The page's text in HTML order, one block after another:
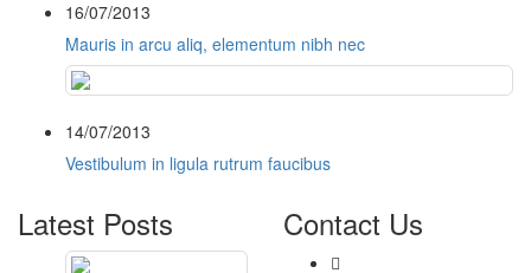
16/07/2013
Mauris in arcu aliq, elementum nibh nec
14/07/2013
Vestibulum in ligula rutrum faucibus
Latest Posts Contact Us